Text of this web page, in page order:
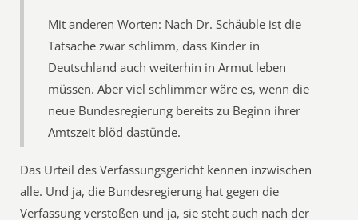
Mit anderen Worten: Nach Dr. Schäuble ist die
Tatsache zwar schlimm, dass Kinder in
Deutschland auch weiterhin in Armut leben
müssen. Aber viel schlimmer wäre es, wenn die
neue Bundesregierung bereits zu Beginn ihrer
Amtszeit blöd dastünde.
Das Urteil des Verfassungsgericht kennen inzwischen
alle. Und ja, die Bundesregierung hat gegen die
Verfassung verstoßen und ja, sie steht auch nach der